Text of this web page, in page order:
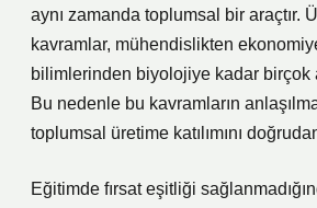
aynı zamanda toplumsal bir araçtır.
kavramlar, mühendislikten
bilimlerinden biyolojiye kadar birçok
Bu nedenle bu kavramların
toplumsal üretime katılımını
Eğitimde fırsat eşitliği